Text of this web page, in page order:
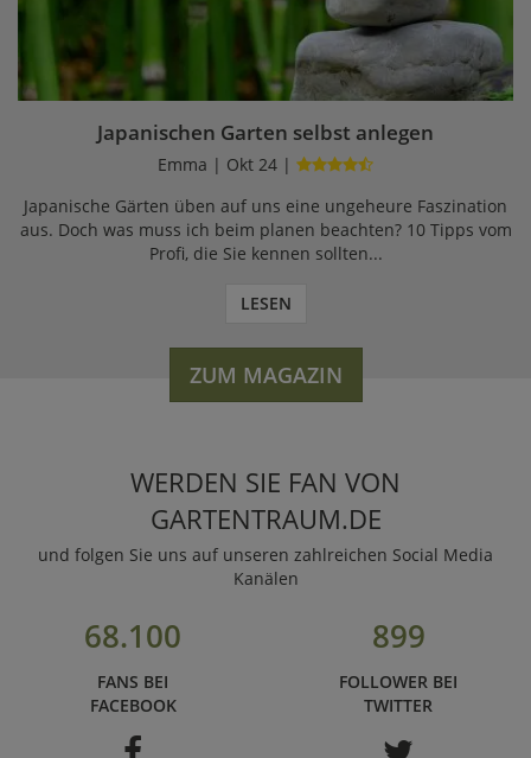
Japanischen Garten selbst anlegen
Emma | Okt 24 |
Japanische Gärten üben auf uns eine ungeheure Faszination
aus. Doch was muss ich beim planen beachten? 10 Tipps vom
Profi, die Sie kennen sollten...
LESEN
ZUM MAGAZIN
WERDEN SIE FAN VON
GARTENTRAUM.DE
und folgen Sie uns auf unseren zahlreichen Social Media
Kanälen
68.100
FANS BEI
FACEBOOK
899
FOLLOWER BEI
TWITTER